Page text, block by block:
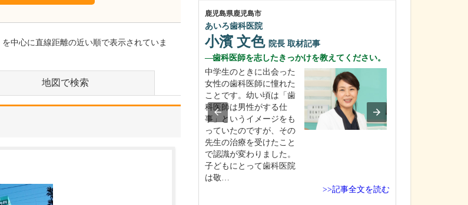
を中心に直線距離の近い順で表示されていま
地図で検索
鹿児島県鹿児島市
あいろ歯科医院
小濱 文色 院長 取材記事
歯科医師を志したきっかけを教えてください。
中学生のときに出会った
女性の歯科医師に憧れた
ことです。幼い頃は「歯
科医師は男性がする仕
事」というイメージをも
っていたのですが、その
先生の治療を受けたこと
で認識が変わりました。
子どもにとって歯科医院
は敬…
>>記事全文を読む
ありずみ消化器内科
有住 忠晃院長取材記事
うですね。この場所を選んだ理由を教えてくださ
自分の健康について過信
しがちな若い世代の人た
若いときは元気で内視鏡
検…